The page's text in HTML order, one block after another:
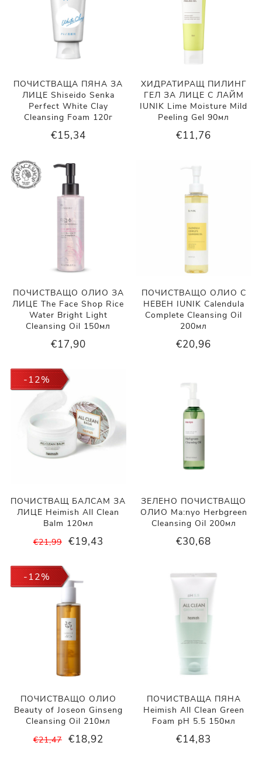
ПОЧИСТВАЩА ПЯНА ЗА
ЛИЦЕ Shiseido Senka
Perfect White Clay
Cleansing Foam 120г
€15,34
ХИДРАТИРАЩ ПИЛИНГ
ГЕЛ ЗА ЛИЦЕ С ЛАЙМ
IUNIK Lime Moisture Mild
Peeling Gel 90мл
€11,76
ПОЧИСТВАЩО ОЛИО ЗА
ЛИЦЕ The Face Shop Rice
Water Bright Light
Cleansing Oil 150мл
€17,90
ПОЧИСТВАЩО ОЛИО С
НЕВЕН IUNIK Calendula
Complete Cleansing Oil
200мл
€20,96
-12%
ПОЧИСТВАЩ БАЛСАМ ЗА
ЛИЦЕ Heimish All Clean
Balm 120мл
€21,99 €19,43
ЗЕЛЕНО ПОЧИСТВАЩО
ОЛИО Ma:nyo Herbgreen
Cleansing Oil 200мл
€30,68
-12%
ПОЧИСТВАЩО ОЛИО
Beauty of Joseon Ginseng
Cleansing Oil 210мл
€21,47 €18,92
ПОЧИСТВАЩА ПЯНА
Heimish All Clean Green
Foam pH 5.5 150мл
€14,83